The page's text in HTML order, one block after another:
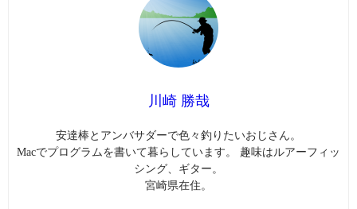
川崎 勝哉
安達棒とアンバサダーで色々釣りたいおじさん。
Macでプログラムを書いて暮らしています。 趣味はルアーフィッ
シング、ギター。
宮崎県在住。